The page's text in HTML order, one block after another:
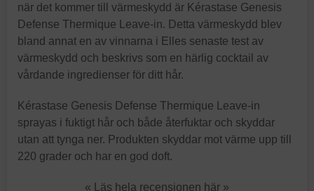
när det kommer till värmeskydd är Kérastase Genesis
Defense Thermique Leave-in. Detta värmeskydd blev
bland annat en av vinnarna i Elles senaste test av
värmeskydd och beskrivs som en härlig cocktail av
vårdande ingredienser för ditt hår.
Kérastase Genesis Defense Thermique Leave-in
sprayas i fuktigt hår och både återfuktar och skyddar
utan att tynga ner. Produkten skyddar mot värme upp till
220 grader och har en god doft.
« Läs hela recensionen här »